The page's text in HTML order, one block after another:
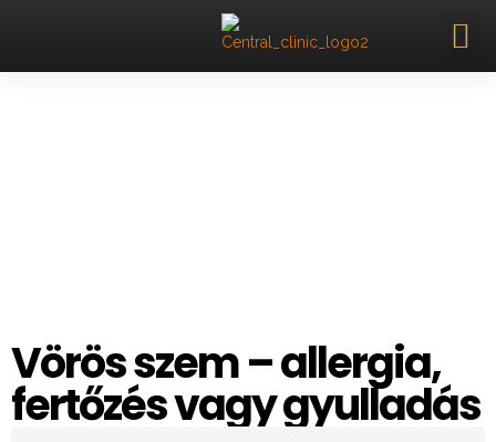
Vörös szem – allergia,
fertőzés vagy gyulladás